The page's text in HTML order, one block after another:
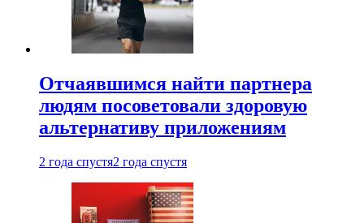
Отчаявшимся найти партнера
людям посоветовали здоровую
альтернативу приложениям
2 года спустя2 года спустя